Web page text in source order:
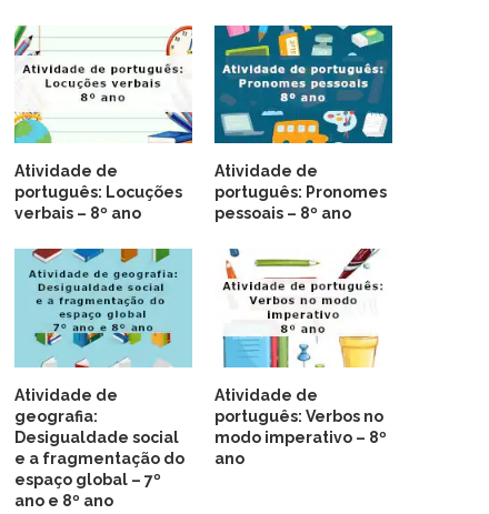
Atividade de
português: Locuções
verbais – 8º ano
Atividade de
português: Pronomes
pessoais – 8º ano
Atividade de
geografia:
Desigualdade social
e a fragmentação do
espaço global – 7º
ano e 8º ano
Atividade de
português: Verbos no
modo imperativo – 8º
ano